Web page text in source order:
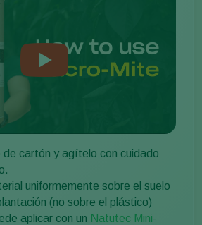
de cartón y agítelo con cuidado
uniformemente sobre el suelo
(no sobre el plástico)
aplicar con un Natutec Mini-